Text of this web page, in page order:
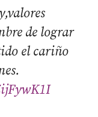
de lograr
el cariño